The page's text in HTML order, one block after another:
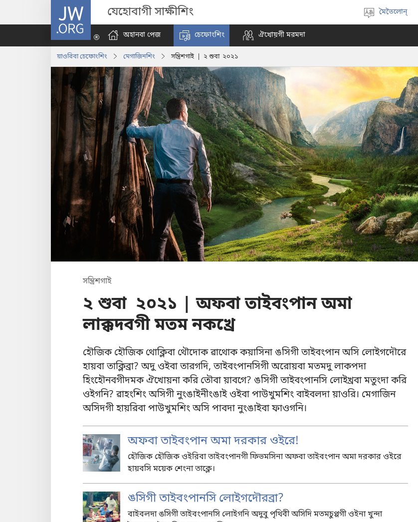
JW.ORG যেহোবাগী সাক্ষীশিং
Select
language
মৈতৈলোন্
অহানবা পেজ
চেফোংশিং ঐখোয়গী মরমদা
য়াওরিবা চেফোংশিং মেগাজিনশিং সন্ত্রিশগাই | ২ শুবা ২০২১
সন্ত্রিশগাই
২ শুবা ২০২১ | অফবা তাইবংপান অমা
লাক্কদবগী মতম নকখ্রে
হৌজিক হৌজিক থোক্লিবা থৌদোক ৱাথোক কয়াসিনা ঙসিগী তাইবংপান অসি লোইগদৌরে
হায়বা তাক্লিব্রা? অদু ওইবা তারগদি, তাইবংপানসিগী অরোয়বা মতমদু লাকপদা
হিংহৌনবগীদমক ঐখোয়না করি তৌবা য়াবগে? ঙসিগী তাইবংপানসি লোইখ্রবা মতুংদা করি
ওইগনি? ৱাহংশিং অসিগী নুংঙাইনীংঙাই ওইবা পাউখুমশিং বাইবলদা য়াওরি। মেগাজিন
অসিদগী হায়রিবা পাউখুমশিং অসি পাবদা নুংঙাইবা ফাওগনি।
অফবা তাইবংপান অমা দরকার ওইরে!
হৌজিক হৌজিক ওইরিবা তাইবংপানগী ফিভমসিনা অফবা তাইবংপান অমা দরকার ওইরে
হায়বসি ময়েক শেংনা তাক্লে।
ঙসিগী তাইবংপানসি লোইগদৌরব্রা?
বাইবলদা ঙসিগী তাইবংপানসি লোইগনি অদুবু পৃথিবী অসিদি মতমচুপ্পগী ওইনা খুন্দা